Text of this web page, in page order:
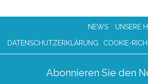
NEWS UNSERE
DATENSCHUTZERKLÄRUNG COOKIE-
Abonnieren Sie den